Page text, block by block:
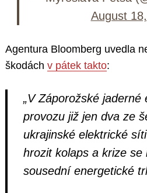
August
Agentura Bloomberg uvedla
škodách v pátek takto:
„V Záporožské jaderné
provozu již jen dva ze
ukrajinské elektrické
hrozit kolaps a krize
sousední energetické